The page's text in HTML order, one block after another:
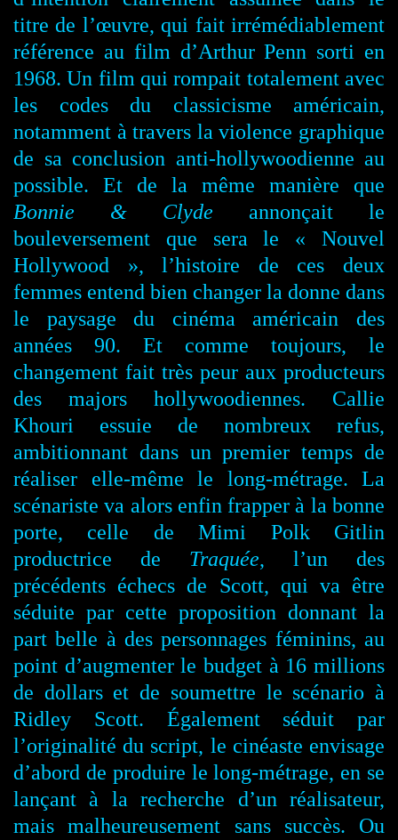
titre de l’œuvre, qui fait irrémédiablement
référence au film d’Arthur Penn sorti en
1968. Un film qui rompait totalement avec
les codes du classicisme américain,
notamment à travers la violence graphique
de sa conclusion anti-hollywoodienne au
possible. Et de la même manière que
Bonnie & Clyde annonçait le
bouleversement que sera le « Nouvel
Hollywood », l’histoire de ces deux
femmes entend bien changer la donne dans
le paysage du cinéma américain des
années 90. Et comme toujours, le
changement fait très peur aux producteurs
des majors hollywoodiennes. Callie
Khouri essuie de nombreux refus,
ambitionnant dans un premier temps de
réaliser elle-même le long-métrage. La
scénariste va alors enfin frapper à la bonne
porte, celle de Mimi Polk Gitlin
productrice de Traquée, l’un des
précédents échecs de Scott, qui va être
séduite par cette proposition donnant la
part belle à des personnages féminins, au
point d’augmenter le budget à 16 millions
de dollars et de soumettre le scénario à
Ridley Scott. Également séduit par
l’originalité du script, le cinéaste envisage
d’abord de produire le long-métrage, en se
lançant à la recherche d’un réalisateur,
mais malheureusement sans succès. Ou